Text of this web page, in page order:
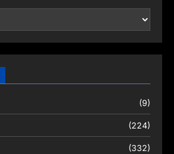
(9)
(224)
(332)